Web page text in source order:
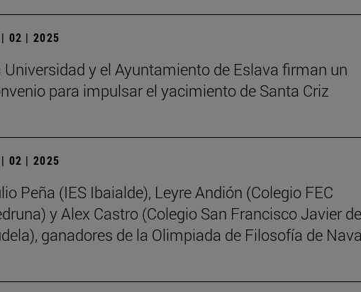
02 | 2025
Universidad y el Ayuntamiento de Eslava firman un
para impulsar el yacimiento de Santa Criz
02 | 2025
Peña (IES Ibaialde), Leyre Andión (Colegio FEC
y Alex Castro (Colegio San Francisco Javier de
ganadores de la Olimpiada de Filosofía de